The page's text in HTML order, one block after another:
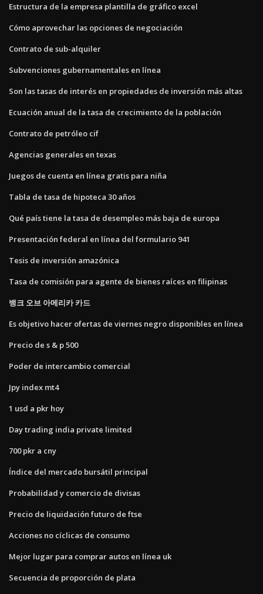
Estructura de la empresa plantilla de gráfico excel
Cómo aprovechar las opciones de negociación
Contrato de sub-alquiler
Subvenciones gubernamentales en línea
Son las tasas de interés en propiedades de inversión más altas
Ecuación anual de la tasa de crecimiento de la población
Contrato de petróleo cif
Agencias generales en texas
Juegos de cuenta en línea gratis para niña
Tabla de tasa de hipoteca 30 años
Qué país tiene la tasa de desempleo más baja de europa
Presentación federal en línea del formulario 941
Tesis de inversión amazónica
Tasa de comisión para agente de bienes raíces en filipinas
뱅크 오브 아메리카 카드
Es objetivo hacer ofertas de viernes negro disponibles en línea
Precio de s & p 500
Poder de intercambio comercial
Jpy index mt4
1 usd a pkr hoy
Day trading india private limited
700 pkr a cny
Índice del mercado bursátil principal
Probabilidad y comercio de divisas
Precio de liquidación futuro de ftse
Acciones no cíclicas de consumo
Mejor lugar para comprar autos en línea uk
Secuencia de proporción de plata